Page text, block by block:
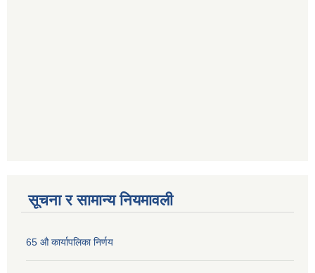
सूचना र सामान्य नियमावली
65 औ कार्यापलिका निर्णय